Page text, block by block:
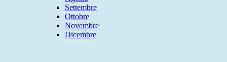
Settembre
Ottobre
Novembre
Dicembre